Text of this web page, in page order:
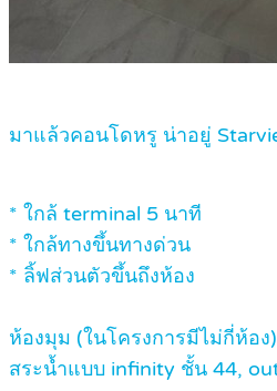
มาแล้วคอนโดหรู น่าอยู่
* ใกล้ terminal 5 นาที
* ใกล้ทางขึ้นทางด่วน
* ลิ้ฟส่วนตัวขึ้นถึงห้อง
ห้องมุม (ในโครงการมีไม่กี่ห้อ
สระน้ำแบบ infinity ชั้น 44,